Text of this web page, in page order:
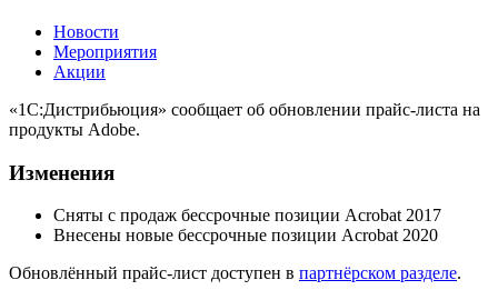
Новости
Мероприятия
Акции
«1С:Дистрибьюция» сообщает об обновлении прайс-листа на
продукты Adobe.
Изменения
Сняты с продаж бессрочные позиции Acrobat 2017
Внесены новые бессрочные позиции Acrobat 2020
Обновлённый прайс-лист доступен в партнёрском разделе.